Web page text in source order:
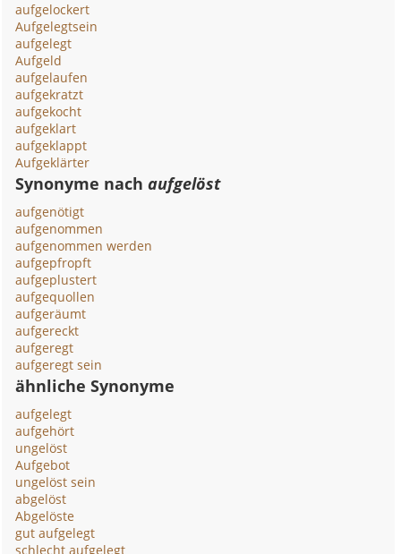
aufgelockert
Aufgelegtsein
aufgelegt
Aufgeld
aufgelaufen
aufgekratzt
aufgekocht
aufgeklart
aufgeklappt
Aufgeklärter
Synonyme nachaufgelöst
aufgenötigt
aufgenommen
aufgenommen werden
aufgepfropft
aufgeplustert
aufgequollen
aufgeräumt
aufgereckt
aufgeregt
aufgeregt sein
ähnliche Synonyme
aufgelegt
aufgehört
ungelöst
Aufgebot
ungelöst sein
abgelöst
Abgelöste
gut aufgelegt
schlecht aufgelegt